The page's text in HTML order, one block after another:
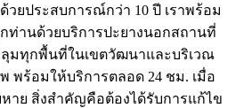
ยประสบการณ์กว่า 10 ปี เราพร้อม
ท่านด้วยบริการปะยางนอกสถานที่
มทุกพื้นที่ในเขตวัฒนาและบริเวณ
พร้อมให้บริการตลอด 24 ชม. เมื่อ
าย สิ่งสําคัญคือต้องได้รับการแก้ไข